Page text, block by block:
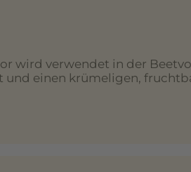
wird verwendet in der
und einen krümeligen,